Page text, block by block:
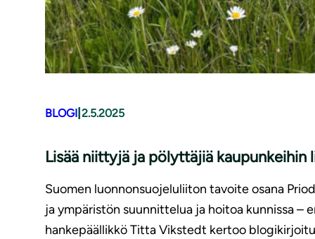
BLOGI 2.5.2025
Lisää niittyjä ja pölyttäjiä
Suomen luonnonsuojeluliiton tavoite osana
ja ympäristön suunnittelua ja hoitoa kunnissa
hankepäällikkö Titta Vikstedt kertoo